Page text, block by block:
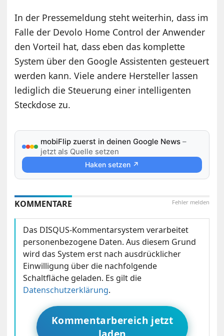
In der Pressemeldung steht weiterhin, dass im
Falle der Devolo Home Control der Anwender
den Vorteil hat, dass eben das komplette
System über den Google Assistenten gesteuert
werden kann. Viele andere Hersteller lassen
lediglich die Steuerung einer intelligenten
Steckdose zu.
mobiFlip zuerst in deinen Google News –
jetzt als Quelle setzen
Haken setzen ↗
Fehler melden
KOMMENTARE
Das DISQUS-Kommentarsystem verarbeitet
personenbezogene Daten. Aus diesem Grund
wird das System erst nach ausdrücklicher
Einwilligung über die nachfolgende
Schaltfläche geladen. Es gilt die
Datenschutzerklärung.
Kommentarbereich jetzt